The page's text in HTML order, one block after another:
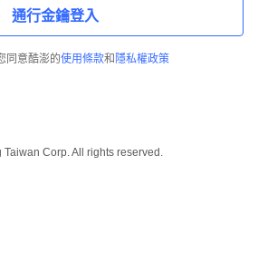
通行金鑰登入
同意酷澎的使用條款和 隱私權政策
Corp. All rights reserved.